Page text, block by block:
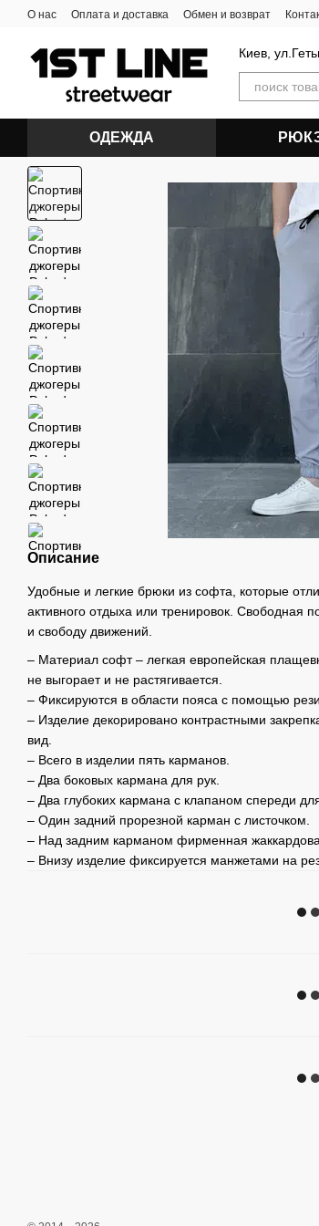
Перейти к основному контенту
О нас Оплата и доставка Обмен и возврат
Киев,
ОДЕЖДА
Описание
Удобные и легкие брюки из софта, которые
активного отдыха или тренировок. Свободная
и свободу движений.
– Материал софт – легкая европейская
не выгорает и не растягивается.
– Фиксируются в области пояса с помощью
– Изделие декорировано контрастными
вид.
– Всего в изделии пять карманов.
– Два боковых кармана для рук.
– Два глубоких кармана с клапаном спереди
– Один задний прорезной карман с листочком.
– Над задним карманом фирменная
– Внизу изделие фиксируется манжетами на